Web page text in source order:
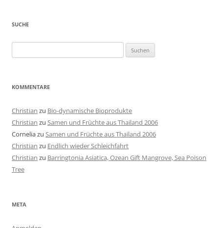
SUCHE
nach:
KOMMENTARE
Christian zu Bio-dynamische Bioprodukte
Christian zu Samen und Früchte aus Thailand 2006
Corneliazu Samen und Früchte aus Thailand 2006
Christian zu Endlich wieder Schleichfahrt
Christian zu Barringtonia Asiatica, Ozean Gift Mangrove, Sea Poison
Tree
META